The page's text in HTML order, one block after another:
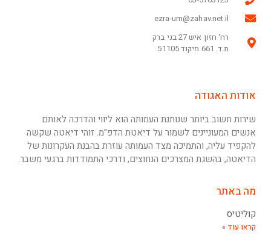
ezra-um@zahav.net.il
רח' חזון איש 27 בני ברק
ת.ד. 661 מיקוד 51105
אודות האגודה
שירות חשוב ביותר שנותנת העמותה הוא ליווי והדרכה לאותם
אנשים המעוניינים לשמור על דיאטת הדפ"מ. זוהי דיאטה שקשה
להקפיד עליה, והתמיכה מצד העמותה עוזרת בהבנת העקרונות של
הדיאטה, בהשגת המצרכים הנחוצים, ודרכי התמודדות ברגעי משבר.
מה באתר
קוליטיס
קראו עוד »